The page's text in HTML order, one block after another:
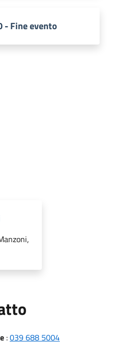
- Fine evento
:039 688 5004